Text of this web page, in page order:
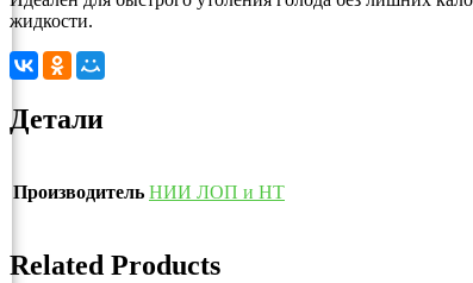
жидкости.
Детали
Производитель НИИ ЛОП и НТ
Related Products